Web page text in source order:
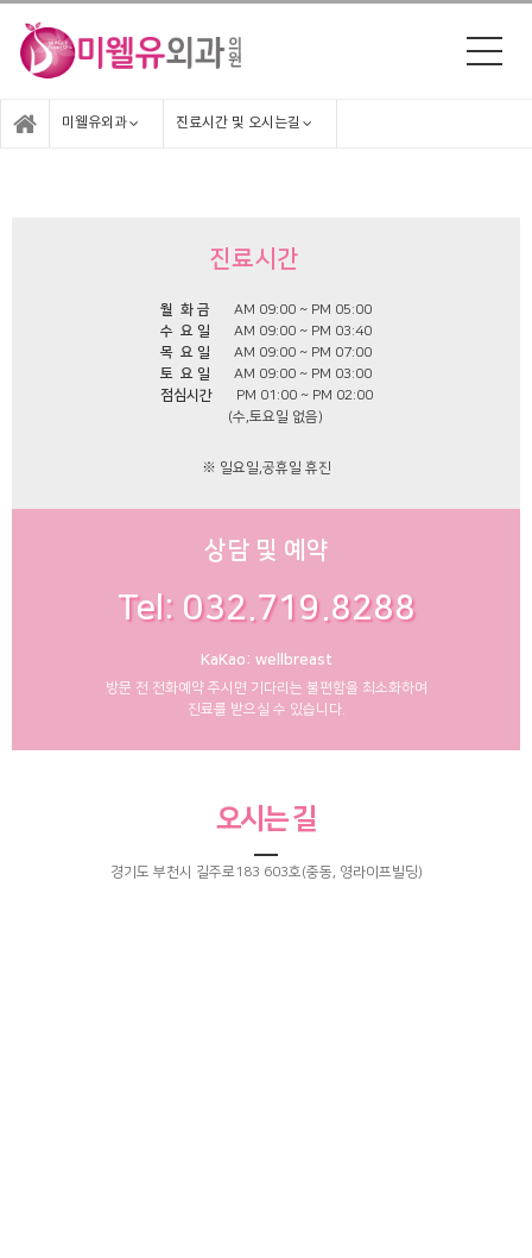
미웰유외과 진료시간 및 오시는길
진료시간
월 화 금
AM 09:00 ~ PM 05:00
수 요 일
AM 09:00 ~ PM 03:40
목 요 일
AM 09:00 ~ PM 07:00
토 요 일
AM 09:00 ~ PM 03:00
점심시간
PM 01:00 ~ PM 02:00
(수,토요일 없음)
※ 일요일,공휴일 휴진
상담 및 예약
Tel: 032.719.8288
KaKao: wellbreast
방문 전 전화예약 주시면 기다리는 불편함을 최소화하여
진료를 받으실 수 있습니다.
오시는 길
경기도 부천시 길주로183 603호(중동, 영라이프빌딩)